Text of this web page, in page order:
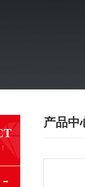
产品中